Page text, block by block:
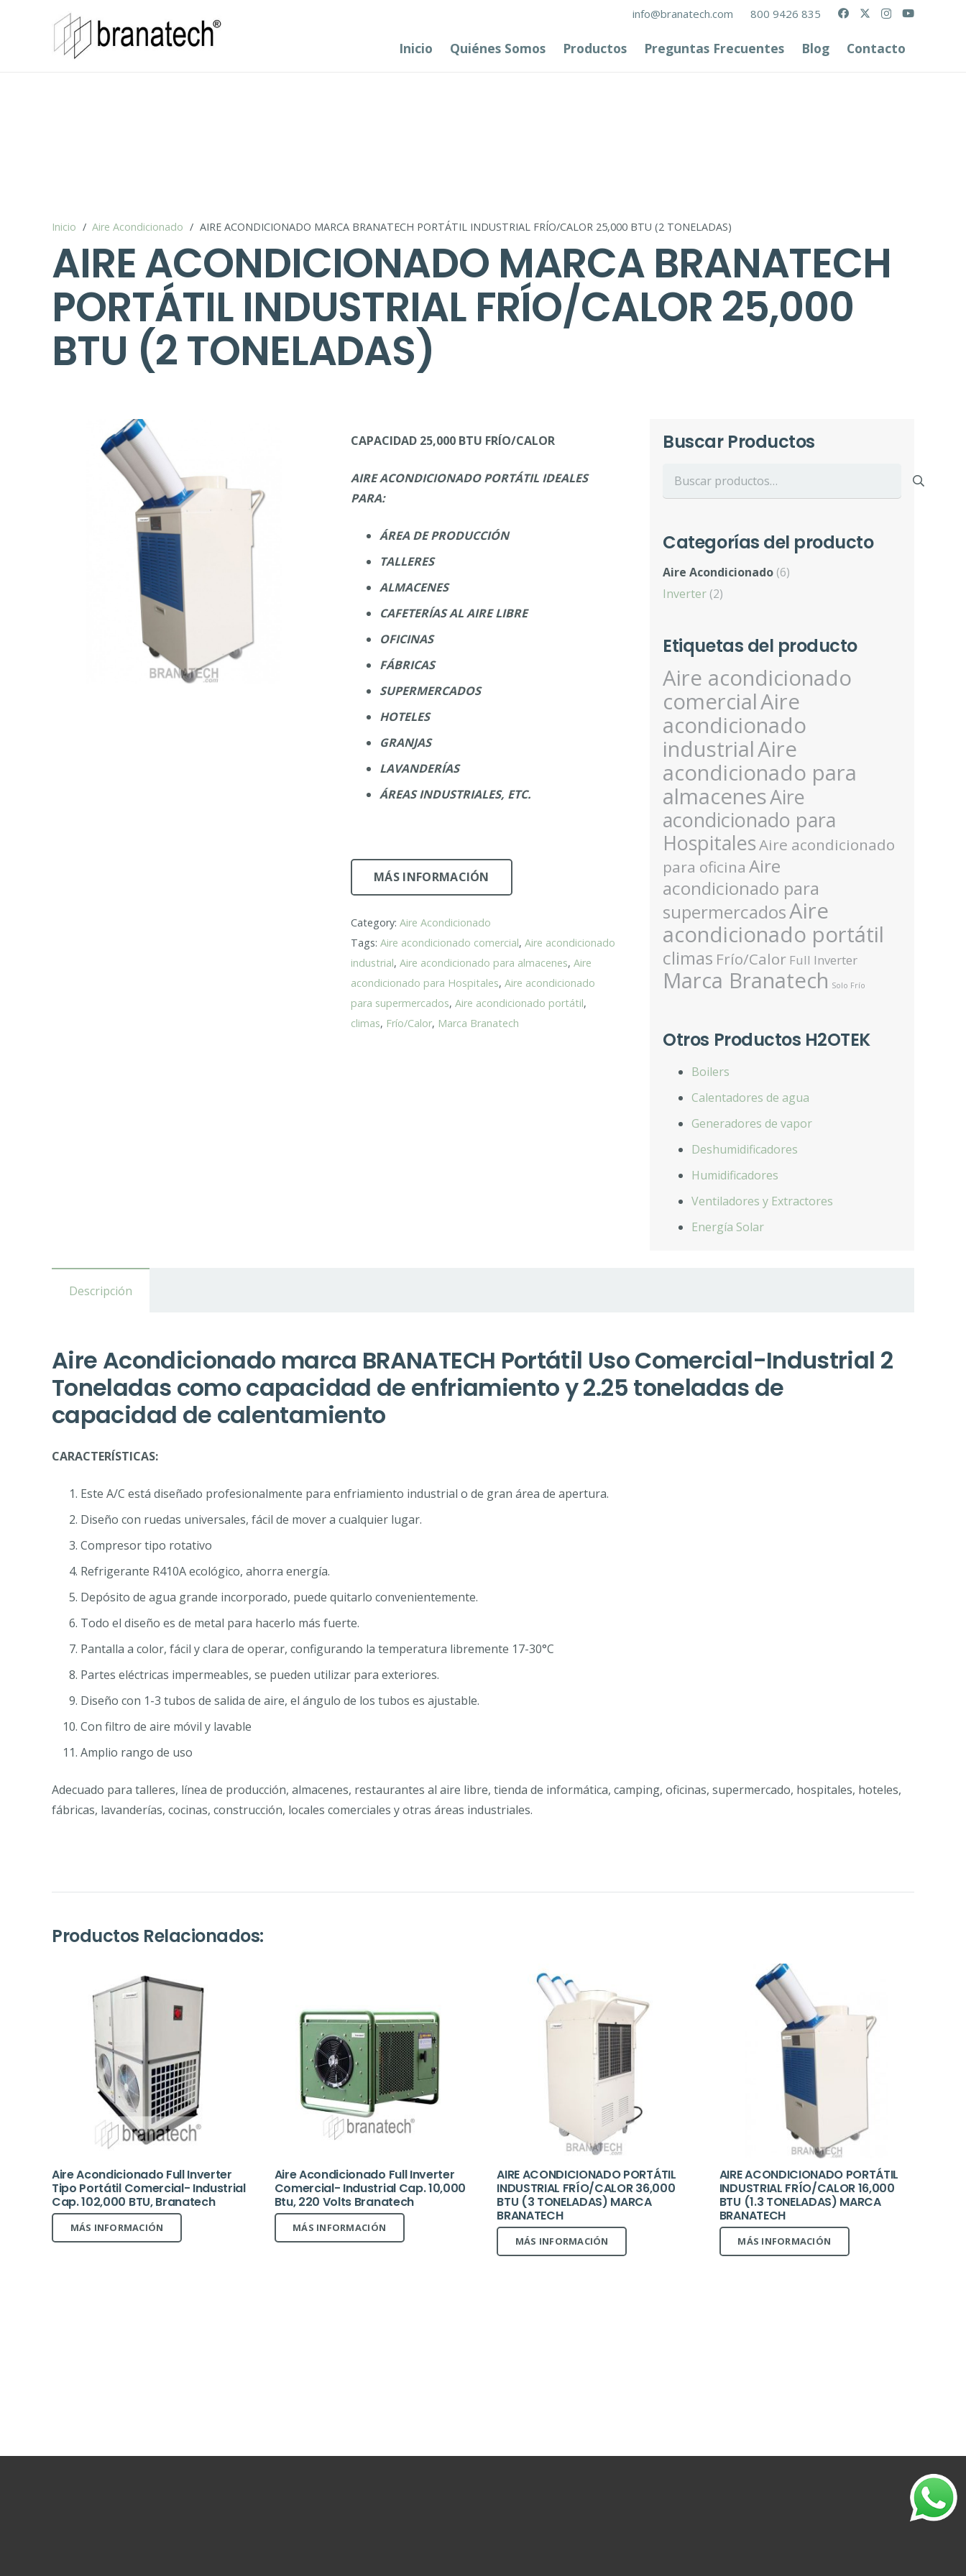
info@branatech.com 800 9426 835
Inicio Quiénes Somos Productos Preguntas Frecuentes Blog Contacto
Inicio / Aire Acondicionado / AIRE ACONDICIONADO MARCA BRANATECH PORTÁTIL INDUSTRIAL FRÍO/CALOR 25,000 BTU (2 TONELADAS)
AIRE ACONDICIONADO MARCA BRANATECH
PORTÁTIL INDUSTRIAL FRÍO/CALOR 25,000
BTU (2 TONELADAS)
CAPACIDAD 25,000 BTU FRÍO/CALOR
AIRE ACONDICIONADO PORTÁTIL IDEALES
PARA:
ÁREA DE PRODUCCIÓN
TALLERES
ALMACENES
CAFETERÍAS AL AIRE LIBRE
OFICINAS
FÁBRICAS
SUPERMERCADOS
HOTELES
GRANJAS
LAVANDERÍAS
ÁREAS INDUSTRIALES, ETC.
MÁS INFORMACIÓN
Category: Aire Acondicionado
Tags: Aire acondicionado comercial, Aire acondicionado
industrial, Aire acondicionado para almacenes, Aire
acondicionado para Hospitales, Aire acondicionado
para supermercados, Aire acondicionado portátil,
climas, Frío/Calor, Marca Branatech
Buscar Productos
Buscar
por:
Categorías del producto
Aire Acondicionado (6)
Inverter (2)
Etiquetas del producto
Aire acondicionado
comercialAire
acondicionado
industrialAire
acondicionado para
almacenesAire
acondicionado para
HospitalesAire acondicionado
para oficina Aire
acondicionado para
supermercadosAire
acondicionado portátil
climas Frío/Calor Full Inverter
Marca Branatech Solo Frío
Otros Productos H2OTEK
Boilers
Calentadores de agua
Generadores de vapor
Deshumidificadores
Humidificadores
Ventiladores y Extractores
Energía Solar
Descripción
Aire Acondicionado marca BRANATECH Portátil Uso Comercial-Industrial 2
Toneladas como capacidad de enfriamiento y 2.25 toneladas de
capacidad de calentamiento
CARACTERÍSTICAS:
Este A/C está diseñado profesionalmente para enfriamiento industrial o de gran área de apertura.
Diseño con ruedas universales, fácil de mover a cualquier lugar.
Compresor tipo rotativo
Refrigerante R410A ecológico, ahorra energía.
Depósito de agua grande incorporado, puede quitarlo convenientemente.
Todo el diseño es de metal para hacerlo más fuerte.
Pantalla a color, fácil y clara de operar, configurando la temperatura libremente 17-30°C
Partes eléctricas impermeables, se pueden utilizar para exteriores.
Diseño con 1-3 tubos de salida de aire, el ángulo de los tubos es ajustable.
Con filtro de aire móvil y lavable
Amplio rango de uso
Adecuado para talleres, línea de producción, almacenes, restaurantes al aire libre, tienda de informática, camping, oficinas, supermercado, hospitales, hoteles,
fábricas, lavanderías, cocinas, construcción, locales comerciales y otras áreas industriales.
Productos Relacionados:
Aire Acondicionado Full Inverter
Tipo Portátil Comercial- Industrial
Cap. 102,000 BTU, Branatech
MÁS INFORMACIÓN
Aire Acondicionado Full Inverter
Comercial- Industrial Cap. 10,000
Btu, 220 Volts Branatech
MÁS INFORMACIÓN
AIRE ACONDICIONADO PORTÁTIL
INDUSTRIAL FRÍO/CALOR 36,000
BTU (3 TONELADAS) MARCA
BRANATECH
MÁS INFORMACIÓN
AIRE ACONDICIONADO PORTÁTIL
INDUSTRIAL FRÍO/CALOR 16,000
BTU (1.3 TONELADAS) MARCA
BRANATECH
MÁS INFORMACIÓN